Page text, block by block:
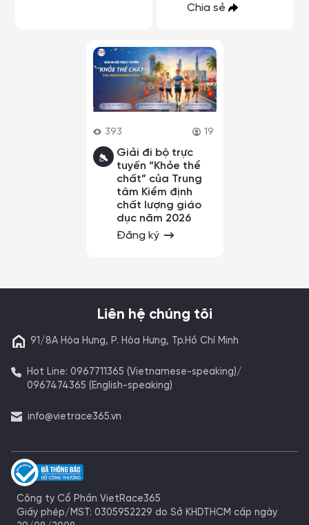
Chia sẻ
393 19
Giải đi bộ trực
tuyến “Khỏe thể
chất” của Trung
tâm Kiểm định
chất lượng giáo
dục năm 2026
Đăng ký
Liên hệ chúng tôi
91/8A Hòa Hưng, P. Hòa Hưng, Tp.Hồ Chí Minh
Hot Line: 0967711365 (Vietnamese-speaking)/
0967474365 (English-speaking)
info@vietrace365.vn
Công ty Cổ Phần VietRace365
Giấy phép/MST: 0305952229 do Sở KHDTHCM cấp ngày